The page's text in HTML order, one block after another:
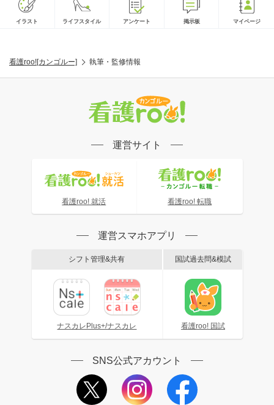
イラスト ライフスタイル アンケート 掲示板 マイページ
看護roo![カンゴルー] 執筆・監修情報
運営サイト
看護roo! 就活 看護roo! 転職
運営スマホアプリ
シフト管理&共有
ナスカレPlus+/ナスカレ
国試過去問&模試
看護roo! 国試
SNS公式アカウント